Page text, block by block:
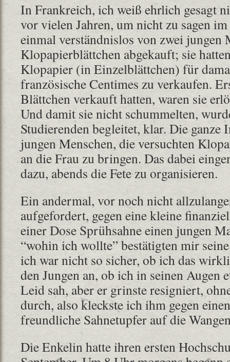
In Frankreich, ich weiß ehrlich gesagt
vor vielen Jahren, um nicht zu sagen
einmal verständnislos von zwei jungen
Klopapierblättchen abgekauft; sie
Klopapier (in Einzelblättchen) für
französische Centimes zu verkaufen.
Blättchen verkauft hatten, waren sie
Und damit sie nicht schummelten,
Studierenden begleitet, klar. Die
jungen Menschen, die versuchten
an die Frau zu bringen. Das dabei
dazu, abends die Fete zu organisieren.
Ein andermal, vor noch nicht
aufgefordert, gegen eine kleine
einer Dose Sprühsahne einen jungen
“wohin ich wollte” bestätigten mir
ich war nicht so sicher, ob ich das
den Jungen an, ob ich in seinen Augen
Leid sah, aber er grinste resigniert,
durch, also kleckste ich ihm gegen
freundliche Sahnetupfer auf die
Die Enkelin hatte ihren ersten